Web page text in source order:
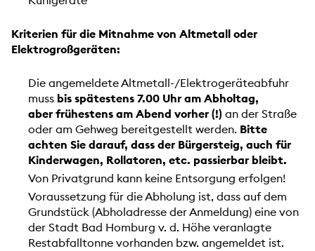
Kriterien für die Mitnahme von Altmetall oder
Elektrogroßgeräten:
Die angemeldete Altmetall-/Elektrogeräteabfuhr
muss bis spätestens 7.00 Uhr am Abholtag,
aber frühestens am Abend vorher (!) an der Straße
oder am Gehweg bereitgestellt werden. Bitte
achten Sie darauf, dass der Bürgersteig, auch für
Kinderwagen, Rollatoren, etc. passierbar bleibt.
Von Privatgrund kann keine Entsorgung erfolgen!
Voraussetzung für die Abholung ist, dass auf dem
Grundstück (Abholadresse der Anmeldung) eine von
der Stadt Bad Homburg v. d. Höhe veranlagte
Restabfalltonne vorhanden bzw. angemeldet ist.